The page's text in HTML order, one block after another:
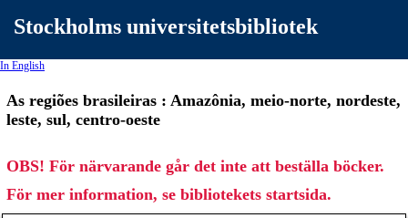
Stockholms universitetsbibliotek
In English
As regiões brasileiras : Amazônia, meio-norte, nordeste,
leste, sul, centro-oeste
OBS! För närvarande går det inte att beställa böcker.
För mer information, se bibliotekets startsida.